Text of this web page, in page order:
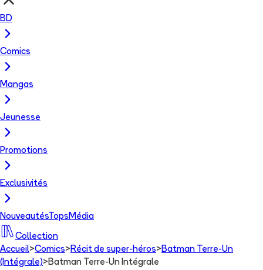
BD
Comics
Mangas
Jeunesse
Promotions
Exclusivités
NouveautésTops Média
Collection
Accueil>Comics> Récit de super-héros> Batman Terre-Un
(Intégrale)> Batman Terre-Un Intégrale